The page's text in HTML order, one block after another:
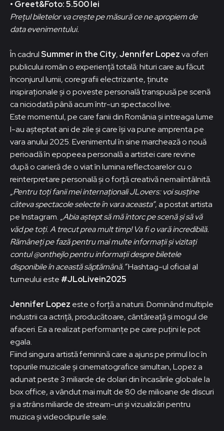
• Greet&Foto: 5.500 lei
Prețul biletelor va crește pe măsură ce ne apropiem de
data evenimentului.
În cadrulSummer in the City,Jennifer Lopezva oferi
publicului român o experiență totală: hituri care au făcut
înconjurul lumii, coregrafii electrizante, ținute
inspiraționale și o poveste personală transpusă pe scenă
ca niciodată până acum într-un spectacol live.
Este momentul, pe care fanii din România și intreaga lume
l-au așteptat ani de zile și care își va pune amprenta pe
vara anului 2025. Evenimentul în sine marchează o nouă
perioadă în epopeea personală a artistei care revine
după o carieră de o viat în lumina reflectoarelor cu o
reinterpretare personală și o forță creativă nemaiîntâlnită.
„Pentru toți fanii mei internaționali JLovers: voi susține
câteva spectacole selecte în vara aceasta”, a postat artista
pe Instagram. „Abia aștept să mă întorc pe scenă și să vă
văd pe toți. A trecut prea mult timp! Va fi o vară incredibilă.
Rămâneți pe fază pentru mai multe informații și vizitați
contul @onthejlo pentru informații despre biletele
disponibile în această săptămână.”Hashtag-ul oficial al
turneului este #JLoLivein2025
Jennifer Lopez este o forță a naturii. Dominând multiple
industrii ca actriță, producătoare, cântăreață și mogul de
afaceri. Ea a realizat performanțe pe care puțini le pot
egala.
Fiind singura artistă feminină care a ajuns pe primul loc în
topurile muzicale și cinematografice simultan, Lopez a
adunat peste 3 miliarde de dolari din încasările globale la
box office, a vândut mai mult de 80 de milioane de discuri
și a strâns miliarde de stream-uri și vizualizări pentru
muzica și videoclipurile sale.